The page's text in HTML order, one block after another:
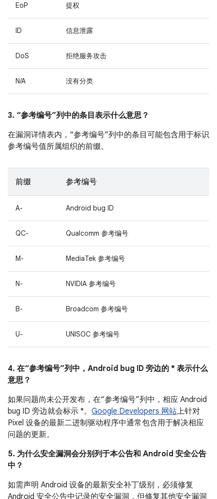
EoP 提权
ID 信息泄露
DoS 拒绝服务攻击
N/A 没有分类
3. “参考编号”列中的条目表示什么意思？
在漏洞详情表内，“参考编号”列中的条目可能包含用于标识
参考编号值所属组织的前缀。
前缀 参考编号
A- Android bug ID
QC- Qualcomm 参考编号
M- MediaTek 参考编号
N- NVIDIA 参考编号
B- Broadcom 参考编号
U- UNISOC 参考编号
4. 在“参考编号”列中，Android bug ID 旁边的 * 表示什么
意思？
如果问题尚未公开发布，在“参考编号”列中，相应 Android
bug ID 旁边就会标示 *。 Google Developers 网站上针对
Pixel 设备的最新二进制驱动程序中通常包含用于解决相应
问题的更新。
5. 为什么安全漏洞会分别列于本公告和 Android 安全公告
中？
如需声明 Android 设备的最新安全补丁级别，必须修复
Android 安全公告中记录的安全漏洞，但修复其他安全漏洞